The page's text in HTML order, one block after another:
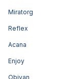
Miratorg
Reflex
Acana
Enjoy
Obivan